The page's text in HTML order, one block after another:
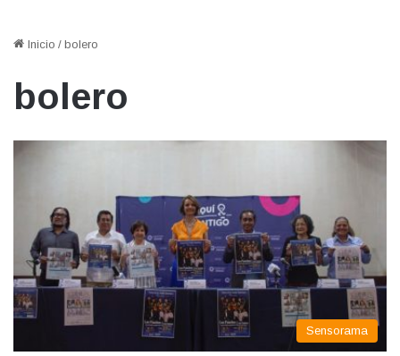
Inicio / bolero
bolero
Sensorama